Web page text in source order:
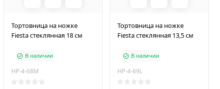
Тортовница на ножке
Fiesta стеклянная 18 см
В наличии
HP-4-68M
Тортовница на ножке
Fiesta стеклянная 13,5 см
В наличии
HP-4-69L